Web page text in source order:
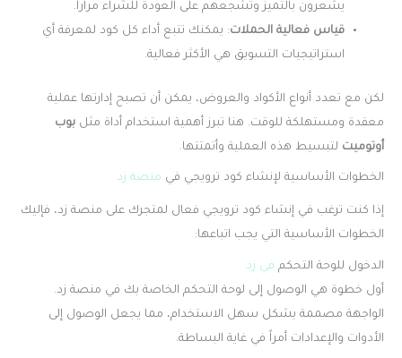
يشعرون بالتميز وتشجعهم على العودة للشراء مراراً.
قياس فعالية الحملات: يمكنك تتبع أداء كل كود لمعرفة أي
استراتيجيات التسويق هي الأكثر فعالية.
لكن مع تعدد أنواع الأكواد والعروض، يمكن أن تصبح إدارتها عملية
معقدة ومستهلكة للوقت. هنا تبرز أهمية استخدام أداة مثل بوب
أوتوميت لتبسيط هذه العملية وأتمتتها.
الخطوات الأساسية لإنشاء كود ترويجي في منصة زد
إذا كنت ترغب في إنشاء كود ترويجي فعال لمتجرك على منصة زد، فإليك
الخطوات الأساسية التي يجب اتباعها:
الدخول للوحة التحكم في زد
أول خطوة هي الوصول إلى لوحة التحكم الخاصة بك في منصة زد.
الواجهة مصممة بشكل سهل الاستخدام، مما يجعل الوصول إلى
الأدوات والإعدادات أمراً في غاية البساطة.